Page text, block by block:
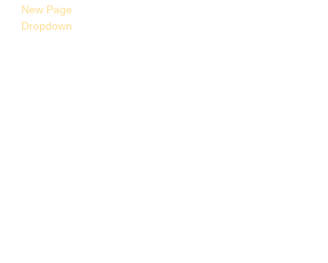
New Page
Dropdown